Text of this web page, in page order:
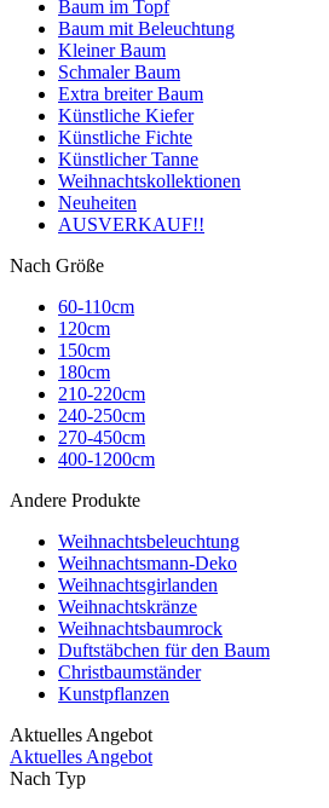
Baum im Topf
Baum mit Beleuchtung
Kleiner Baum
Schmaler Baum
Extra breiter Baum
Künstliche Kiefer
Künstliche Fichte
Künstlicher Tanne
Weihnachtskollektionen
Neuheiten
AUSVERKAUF!!
Nach Größe
60-110cm
120cm
150cm
180cm
210-220cm
240-250cm
270-450cm
400-1200cm
Andere Produkte
Weihnachtsbeleuchtung
Weihnachtsmann-Deko
Weihnachtsgirlanden
Weihnachtskränze
Weihnachtsbaumrock
Duftstäbchen für den Baum
Christbaumständer
Kunstpflanzen
Aktuelles Angebot
Aktuelles Angebot
Nach Typ